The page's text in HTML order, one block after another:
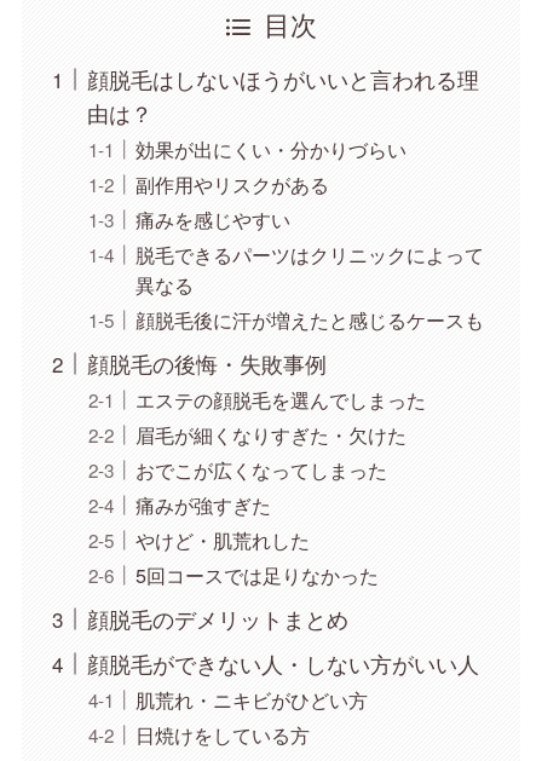
目次
顔脱毛はしないほうがいいと言われる理
由は？
効果が出にくい・分かりづらい
副作用やリスクがある
痛みを感じやすい
脱毛できるパーツはクリニックによって
異なる
顔脱毛後に汗が増えたと感じるケースも
顔脱毛の後悔・失敗事例
エステの顔脱毛を選んでしまった
眉毛が細くなりすぎた・欠けた
おでこが広くなってしまった
痛みが強すぎた
やけど・肌荒れした
5回コースでは足りなかった
顔脱毛のデメリットまとめ
顔脱毛ができない人・しない方がいい人
肌荒れ・ニキビがひどい方
日焼けをしている方